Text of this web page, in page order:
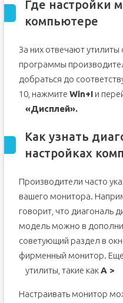
Где настройки
компьютере
За них отвечают
программы
добраться до
10, нажмите Win+Iи
«Дисплей».
Как узнать
настройках
Производители часто
вашего монитора.
говорит, что диагональ
модель можно в
советующий раздел в
фирменный монитор.
утилиты, такие какA >
Настраивать монитор